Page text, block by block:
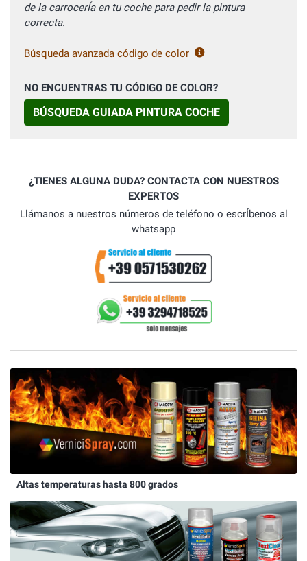
de la carrocerÍa en tu coche para pedir la pintura
correcta.
Búsqueda avanzada código de color
NO ENCUENTRAS TU CÓDIGO DE COLOR?
BÚSQUEDA GUIADA PINTURA COCHE
¿TIENES ALGUNA DUDA? CONTACTA CON NUESTROS
EXPERTOS
Llámanos a nuestros números de teléfono o escrÍbenos al
whatsapp
Altas temperaturas hasta 800 grados